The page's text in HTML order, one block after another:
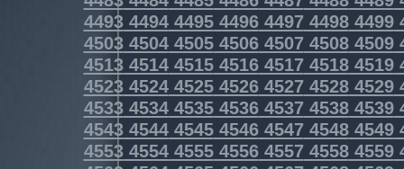
4493449444954496449744984499
4503450445054506450745084509
4513451445154516451745184519
4523452445254526452745284529
4533453445354536453745384539
4543454445454546454745484549
4553455445554556455745584559